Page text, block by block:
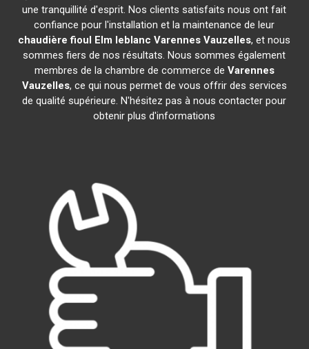
une tranquillité d'esprit. Nos clients satisfaits nous ont fait
confiance pour l'installation et la maintenance de leur
chaudière fioul Elm leblanc Varennes Vauzelles, et nous
sommes fiers de nos résultats. Nous sommes également
membres de la chambre de commerce de Varennes
Vauzelles, ce qui nous permet de vous offrir des services
de qualité supérieure. N'hésitez pas à nous contacter pour
obtenir plus d'informations